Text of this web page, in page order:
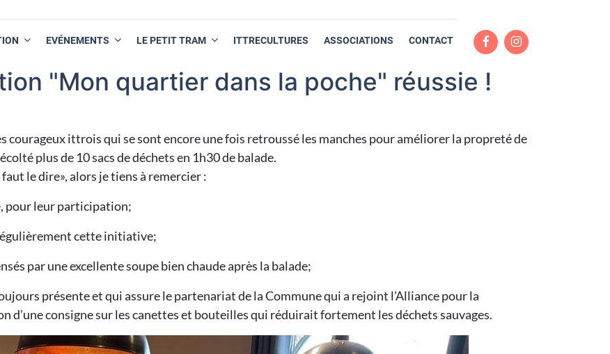
EVÉNEMENTS LE PETIT TRAM ITTRECULTURES ASSOCIATIONS CONTACT
"Mon quartier dans la poche" réussie !
courageux ittrois qui se sont encore une fois retroussé les manches pour améliorer la propreté de
plus de 10 sacs de déchets en 1h30 de balade.
le dire», alors je tiens à remercier :
pour leur participation;
cette initiative;
par une excellente soupe bien chaude après la balade;
présente et qui assure le partenariat de la Commune qui a rejoint l’Alliance pour la
d’une consigne sur les canettes et bouteilles qui réduirait fortement les déchets sauvages.